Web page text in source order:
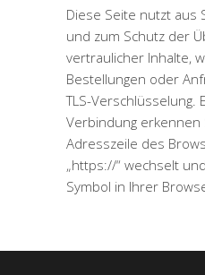
Diese Seite nutzt aus
und zum Schutz der
vertraulicher Inhalte,
Bestellungen oder
TLS-Verschlüsselung.
Verbindung erkennen
Adresszeile des
„https://“ wechselt
Symbol in Ihrer